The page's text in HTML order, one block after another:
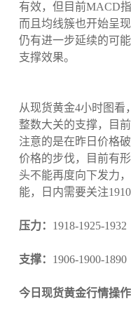
有效，但目前MACD
而且均线簇也开始呈
仍有进一步延续的可
支撑效果。
从现货黄金4小时图看
整数大关的支撑，目
注意的是在昨日价格
价格的步伐，目前有
头不能再度向下发力
能，日内需要关注
压力： 1918-1925-1932
支撑： 1906-1900-1890
今日现货黄金行情操作